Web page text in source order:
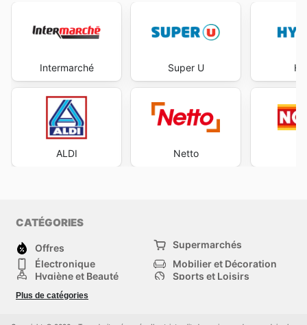
Intermarché
ALDI
Super U
Netto
CATÉGORIES
Offres
Supermarchés
Électronique
Mobilier et Décoration
Hygiène et Beauté
Sports et Loisirs
Mode
Animalerie
maison
Plus de catégories